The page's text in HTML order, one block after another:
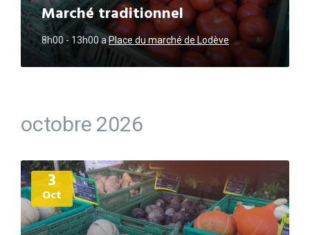
Marché traditionnel
8h00 - 13h00aPlace du marché de Lodève
octobre 2026
3
Oct
Plus
d'informations